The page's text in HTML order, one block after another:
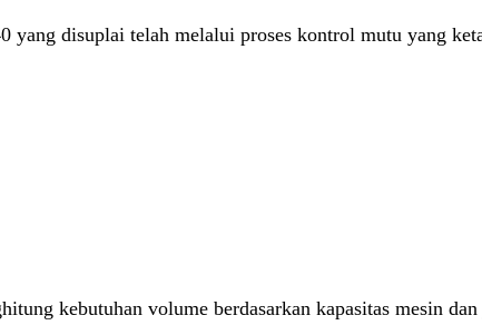
yang disuplai telah melalui proses kontrol mutu yang
kebutuhan volume berdasarkan kapasitas mesin